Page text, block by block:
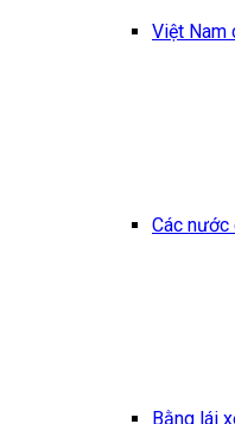
Việt Nam
Các nước
Bằng lái